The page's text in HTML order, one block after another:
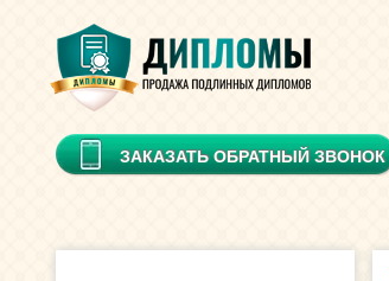
ЗАКАЗАТЬ ОБРАТНЫЙ ЗВОНОК